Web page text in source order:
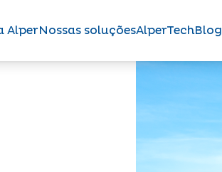
AlperNossas soluçõesAlperTechBlog